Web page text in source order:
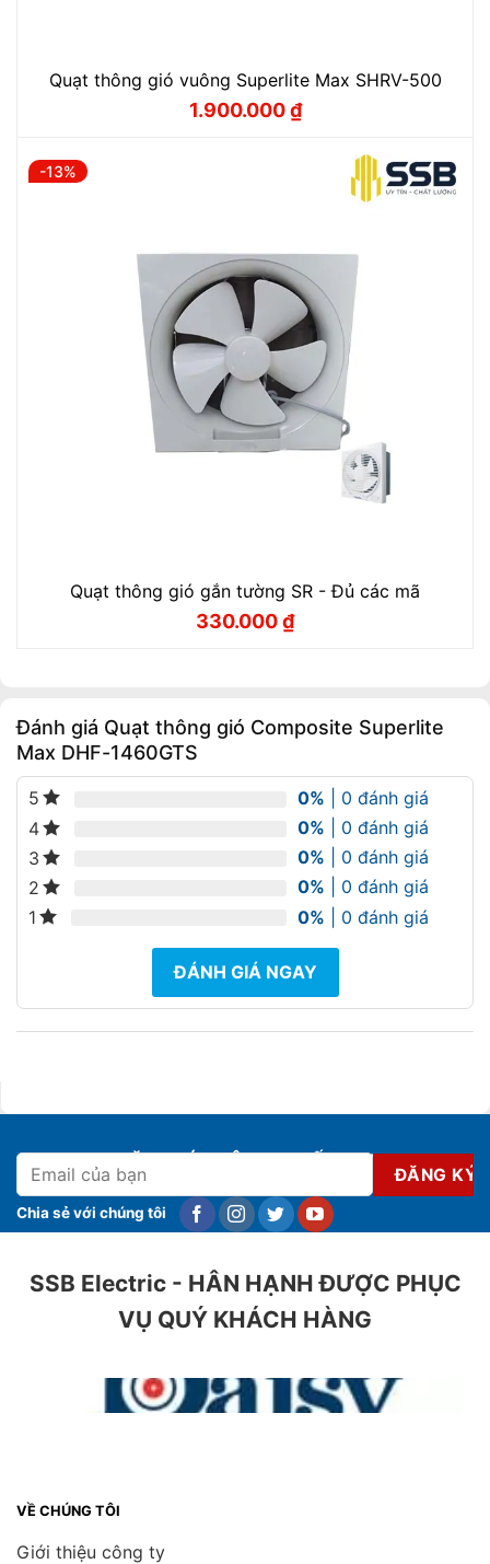
Quạt thông gió vuông Superlite Max SHRV-500
Giá
1.900.000₫
Giá
-13%
Quạt thông gió gắn tường SR - Đủ các mã
Giá
330.000₫
Giá
Đánh giá Quạt thông gió Composite Superlite
Max DHF-1460GTS
5 0% | 0 đánh giá
4
0% | 0 đánh giá
3
0% | 0 đánh giá
2
0% | 0 đánh giá
1
0% | 0 đánh giá
ĐÁNH GIÁ NGAY
ĐĂNG KÝ NHẬN KHUYẾN MẠI
Chia sẻ với chúng tôi
SSB Electric - HÂN HẠNH ĐƯỢC PHỤC
VỤ QUÝ KHÁCH HÀNG
VỀ CHÚNG TÔI
Giới thiệu công ty